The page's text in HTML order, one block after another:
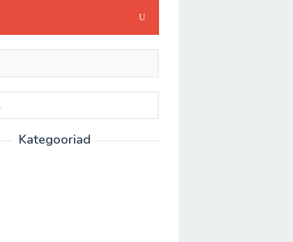
Kategooriad